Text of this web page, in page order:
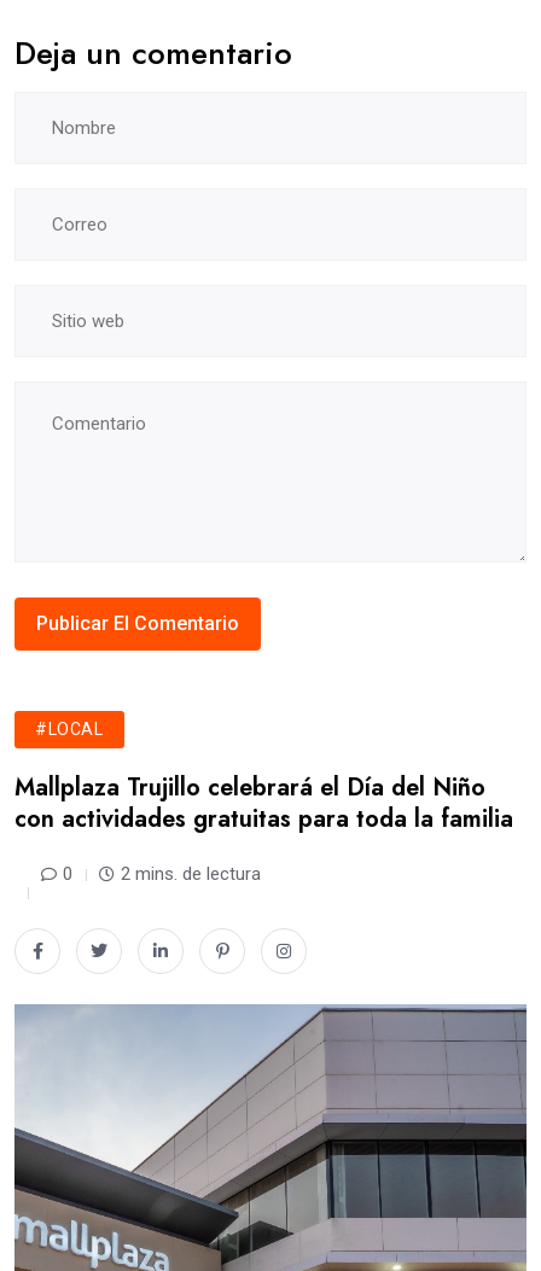
Deja un comentario
#LOCAL
Mallplaza Trujillo celebrará el Día del Niño
con actividades gratuitas para toda la familia
0 2 mins. de lectura